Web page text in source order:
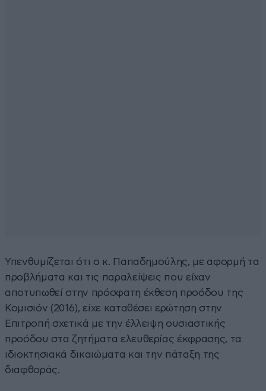
Υπενθυμίζεται ότι ο κ. Παπαδημούλης, με αφορμή τα
προβλήματα και τις παραλείψεις που είχαν
αποτυπωθεί στην πρόσφατη έκθεση προόδου της
Κομισιόν (2016), είχε καταθέσει ερώτηση στην
Επιτροπή σχετικά με την έλλειψη ουσιαστικής
προόδου στα ζητήματα ελευθερίας έκφρασης, τα
ιδιοκτησιακά δικαιώματα και την πάταξη της
διαφθοράς.